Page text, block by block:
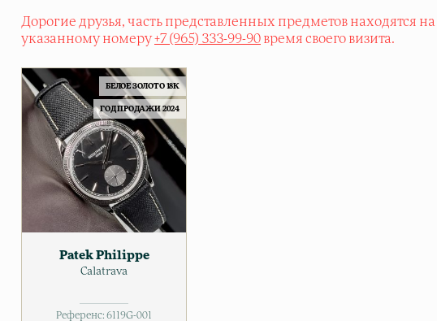
Дорогие друзья, часть представленных предметов находятся
указанному номеру+7 (965) 333-99-90 время своего визита.
БЕЛОЕ ЗОЛОТО 18К
ГОД ПРОДАЖИ 2024
Patek Philippe
Calatrava
Референс: 6119G-001